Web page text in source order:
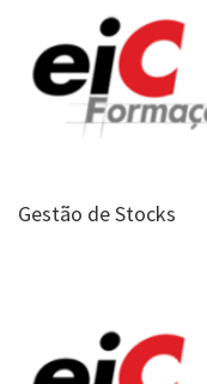
Gestão de Stocks